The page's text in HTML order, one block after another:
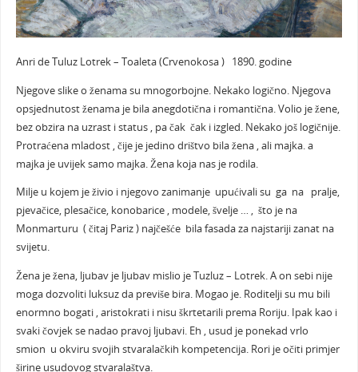
Anri de Tuluz Lotrek – Toaleta (Crvenokosa ) 1890. godine
Njegove slike o ženama su mnogorbojne. Nekako logično. Njegova
opsjednutost ženama je bila anegdotična i romantična. Volio je žene,
bez obzira na uzrast i status , pa čak čak i izgled. Nekako još logičnije.
Protraćena mladost , čije je jedino drištvo bila žena , ali majka. a
majka je uvijek samo majka. Žena koja nas je rodila.
Milje u kojem je živio i njegovo zanimanje upućivali su ga na pralje,
pjevačice, plesačice, konobarice , modele, švelje … , što je na
Monmarturu ( čitaj Pariz ) najčešće bila fasada za najstariji zanat na
svijetu.
Žena je žena, ljubav je ljubav mislio je Tuzluz – Lotrek. A on sebi nije
moga dozvoliti luksuz da previše bira. Mogao je. Roditelji su mu bili
enormno bogati , aristokrati i nisu škrtetarili prema Roriju. Ipak kao i
svaki čovjek se nadao pravoj ljubavi. Eh , usud je ponekad vrlo
smion u okviru svojih stvaralačkih kompetencija. Rori je očiti primjer
širine usudovog stvaralaštva.